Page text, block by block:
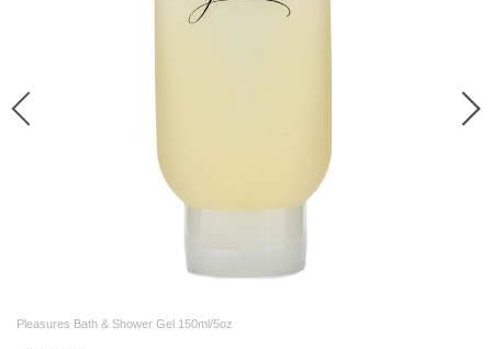
Pleasures Bath & Shower Gel 150ml/5oz